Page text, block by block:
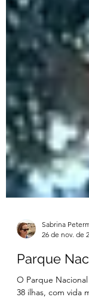
Sabrina
26 de nov. de
Parque